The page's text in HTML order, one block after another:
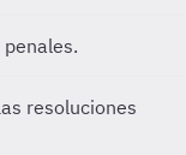
resoluciones